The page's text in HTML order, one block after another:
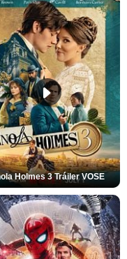
Holmes 3 Tráiler VOSE